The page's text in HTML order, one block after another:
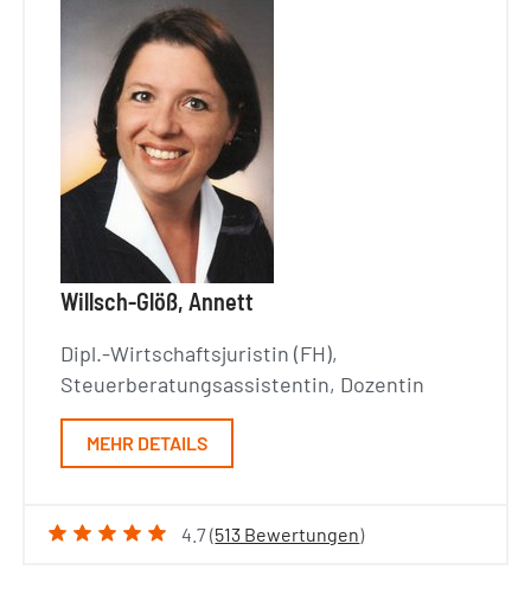
Willsch-Glöß, Annett
Dipl.-Wirtschaftsjuristin (FH),
Steuerberatungsassistentin, Dozentin
MEHR DETAILS
4.7 (513 Bewertungen)